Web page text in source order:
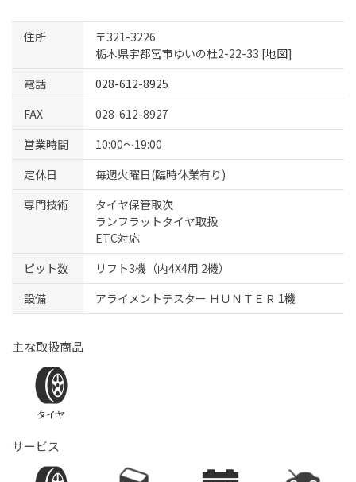
住所
〒321-3226
栃木県宇都宮市ゆいの杜2-22-33 [地図]
電話
028-612-8925
FAX
028-612-8927
営業時間
10:00～19:00
定休日
毎週火曜日(臨時休業有り)
専門技術
タイヤ保管取次
ランフラットタイヤ取扱
ETC対応
ピット数
リフト3機（内4X4用 2機）
設備
アライメントテスター ＨＵＮＴＥＲ 1機
主な取扱商品
タイヤ
サービス